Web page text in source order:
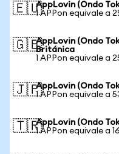
🇪🇺AppLovin (Ondo
1 APPon equivale a
🇬🇧AppLovin (Ondo
Británica
1 APPon equivale a
🇯🇵AppLovin (Ondo
1 APPon equivale a
🇹🇷AppLovin (Ondo
1 APPon equivale a